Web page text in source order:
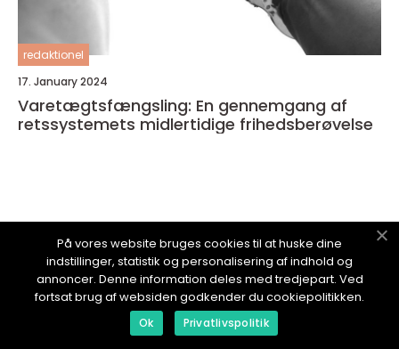
redaktionel
17. January 2024
Varetægtsfængsling: En gennemgang af
retssystemets midlertidige frihedsberøvelse
ARTIKELLIV. dk
På vores website bruges cookies til at huske dine
indstillinger, statistik og personalisering af indhold og
annoncer. Denne information deles med tredjepart. Ved
fortsat brug af websiden godkender du cookiepolitikken.
Ok Privatlivspolitik